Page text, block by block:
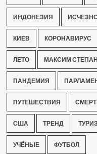
ИНДОНЕЗИЯ
КИЕВ КОРОНАВИРУС
ЛЕТО МАКСИМ
ПАНДЕМИЯ
ПУТЕШЕСТВИЯ
США ТРЕНД
УЧЁНЫЕ ФУТБОЛ